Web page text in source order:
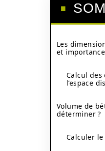
Les
et importance
Calcul des
l’espace
Volume de
déterminer ?
Calculer